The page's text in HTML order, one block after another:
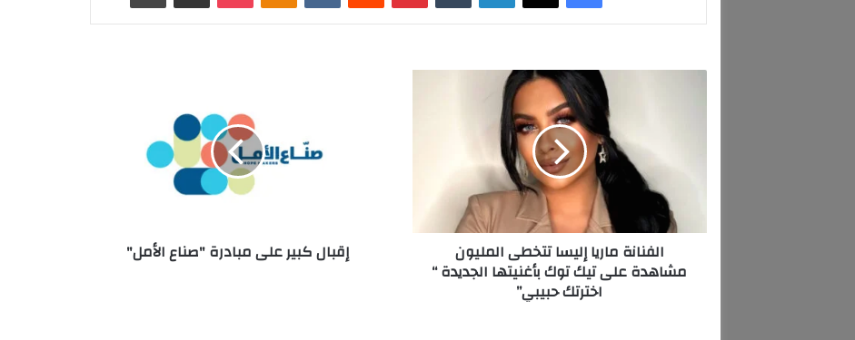
ا
الفنانة ماريا إليسا تتخطى المليون
مشاهدة على تيك توك بأغنيتها الجديدة “
اخترتك حبيبي”
إقبال كبير على مبادرة "صناع الأمل"